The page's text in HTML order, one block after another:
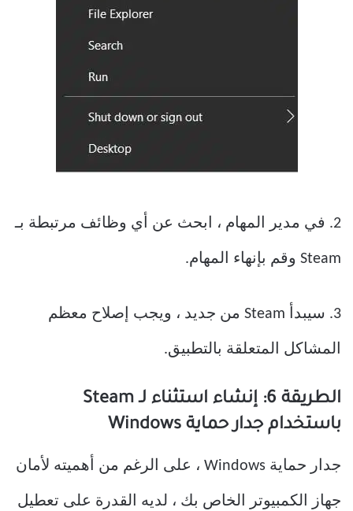
2. في مدير المهام ، ابحث عن أي وظائف مرتبطة بـ
Steam وقم بإنهاء المهام.
3. سيبدأ Steam من جديد ، ويجب إصلاح معظم
المشاكل المتعلقة بالتطبيق.
الطريقة 6: إنشاء استثناء لـ Steam
باستخدام جدار حماية Windows
جدار حماية Windows ، على الرغم من أهميته لأمان
جهاز الكمبيوتر الخاص بك ، لديه القدرة على تعطيل